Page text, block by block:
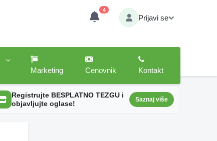
4
Prijavi se
Marketing
Cenovnik Kontakt
Registrujte BESPLATNO TEZGU i
objavljujte oglase!
Saznaj više